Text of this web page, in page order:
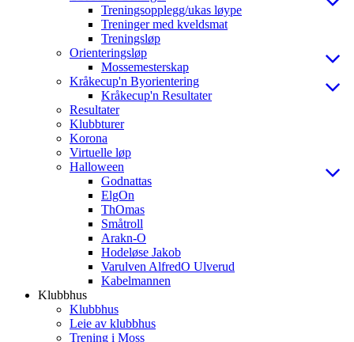
Treningsopplegg/ukas løype
Treninger med kveldsmat
Treningsløp
Orienteringsløp
Mossemesterskap
Kråkecup'n Byorientering
Kråkecup'n Resultater
Resultater
Klubbturer
Korona
Virtuelle løp
Halloween
Godnattas
ElgOn
ThOmas
Småtroll
Arakn-O
Hodeløse Jakob
Varulven AlfredO Ulverud
Kabelmannen
Klubbhus
Klubbhus
Leie av klubbhus
Trening i Moss